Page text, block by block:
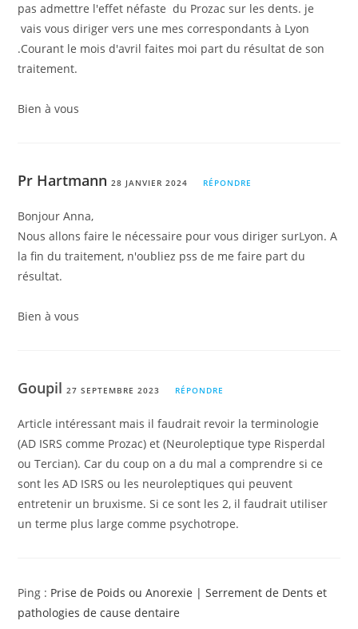
pas admettre l'effet néfaste du Prozac sur les dents. je
vais vous diriger vers une mes correspondants à Lyon
.Courant le mois d'avril faites moi part du résultat de son
traitement.
Bien à vous
Pr Hartmann 28 JANVIER 2024 RÉPONDRE
Bonjour Anna,
Nous allons faire le nécessaire pour vous diriger surLyon. A
la fin du traitement, n'oubliez pss de me faire part du
résultat.
Bien à vous
Goupil27 SEPTEMBRE 2023 RÉPONDRE
Article intéressant mais il faudrait revoir la terminologie
(AD ISRS comme Prozac) et (Neuroleptique type Risperdal
ou Tercian). Car du coup on a du mal a comprendre si ce
sont les AD ISRS ou les neuroleptiques qui peuvent
entretenir un bruxisme. Si ce sont les 2, il faudrait utiliser
un terme plus large comme psychotrope.
Ping : Prise de Poids ou Anorexie | Serrement de Dents et
pathologies de cause dentaire